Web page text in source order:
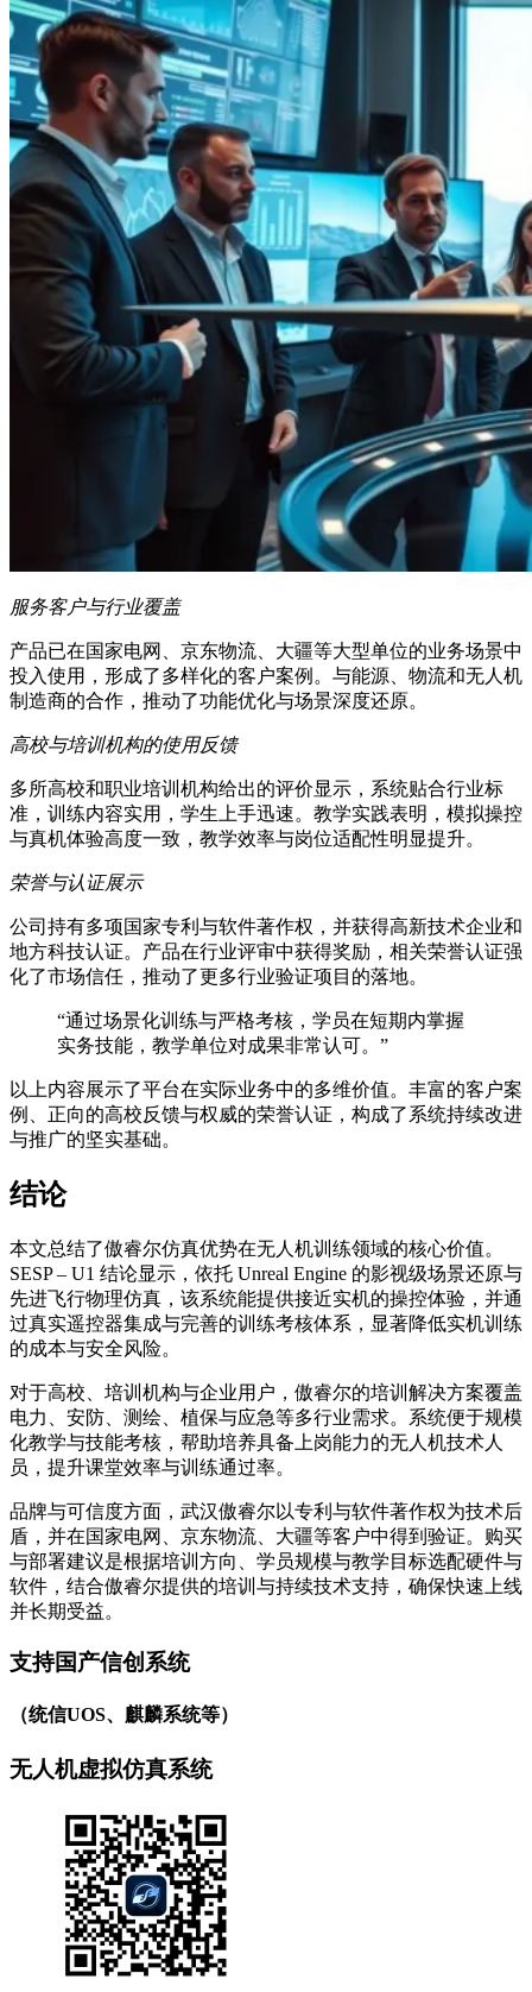
服务客户与行业覆盖
产品已在国家电网、京东物流、大疆等大型单位的业务场景中
投入使用，形成了多样化的客户案例。与能源、物流和无人机
制造商的合作，推动了功能优化与场景深度还原。
高校与培训机构的使用反馈
多所高校和职业培训机构给出的评价显示，系统贴合行业标
准，训练内容实用，学生上手迅速。教学实践表明，模拟操控
与真机体验高度一致，教学效率与岗位适配性明显提升。
荣誉与认证展示
公司持有多项国家专利与软件著作权，并获得高新技术企业和
地方科技认证。产品在行业评审中获得奖励，相关荣誉认证强
化了市场信任，推动了更多行业验证项目的落地。
“通过场景化训练与严格考核，学员在短期内掌握
实务技能，教学单位对成果非常认可。”
以上内容展示了平台在实际业务中的多维价值。丰富的客户案
例、正向的高校反馈与权威的荣誉认证，构成了系统持续改进
与推广的坚实基础。
结论
本文总结了傲睿尔仿真优势在无人机训练领域的核心价值。
SESP – U1 结论显示，依托 Unreal Engine 的影视级场景还原与
先进飞行物理仿真，该系统能提供接近实机的操控体验，并通
过真实遥控器集成与完善的训练考核体系，显著降低实机训练
的成本与安全风险。
对于高校、培训机构与企业用户，傲睿尔的培训解决方案覆盖
电力、安防、测绘、植保与应急等多行业需求。系统便于规模
化教学与技能考核，帮助培养具备上岗能力的无人机技术人
员，提升课堂效率与训练通过率。
品牌与可信度方面，武汉傲睿尔以专利与软件著作权为技术后
盾，并在国家电网、京东物流、大疆等客户中得到验证。购买
与部署建议是根据培训方向、学员规模与教学目标选配硬件与
软件，结合傲睿尔提供的培训与持续技术支持，确保快速上线
并长期受益。
支持国产信创系统
（统信UOS、麒麟系统等）
无人机虚拟仿真系统